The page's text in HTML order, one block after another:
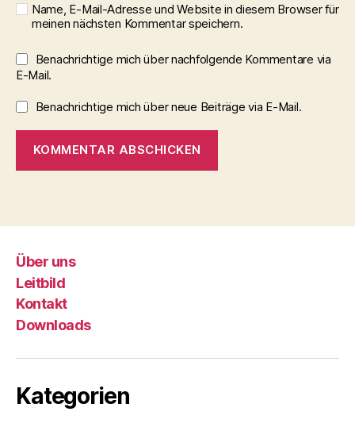
Name, E-Mail-Adresse und Website in diesem Browser für
meinen nächsten Kommentar speichern.
Benachrichtige mich über nachfolgende Kommentare via
E-Mail.
Benachrichtige mich über neue Beiträge via E-Mail.
Über uns
Leitbild
Kontakt
Downloads
Kategorien